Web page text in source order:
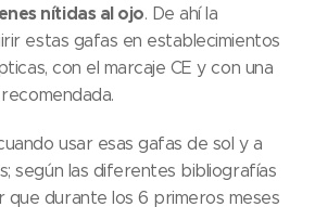
nítidas al ojo. De ahí la
estas gafas en establecimientos
con el marcaje CE y con una
usar esas gafas de sol y a
según las diferentes bibliografías
que durante los 6 primeros meses